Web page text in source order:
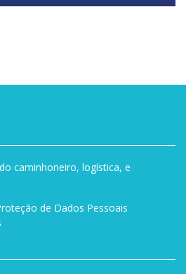
caminhoneiro, logística, e
de Dados Pessoais